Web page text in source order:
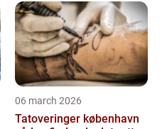
06 march 2026
Tatoveringer københavn